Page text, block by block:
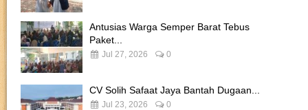
Antusias Warga Semper Barat Tebus
Paket...
Jul 27, 2026 0
CV Solih Safaat Jaya Bantah Dugaan...
Jul 23, 2026 0